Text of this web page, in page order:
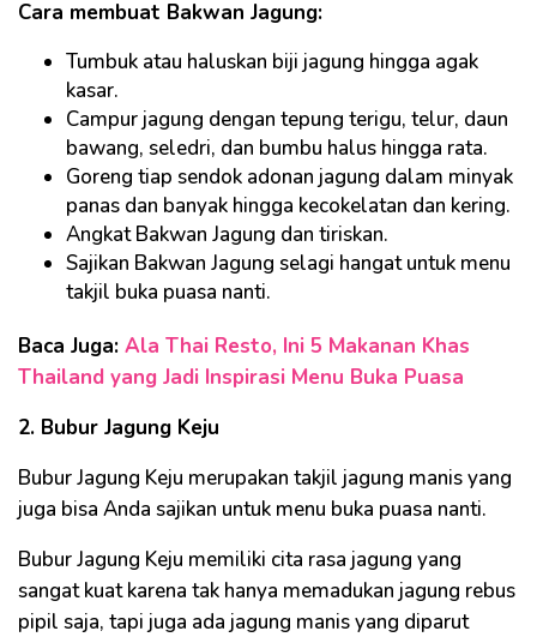
Cara membuat Bakwan Jagung:
Tumbuk atau haluskan biji jagung hingga agak
kasar.
Campur jagung dengan tepung terigu, telur, daun
bawang, seledri, dan bumbu halus hingga rata.
Goreng tiap sendok adonan jagung dalam minyak
panas dan banyak hingga kecokelatan dan kering.
Angkat Bakwan Jagung dan tiriskan.
Sajikan Bakwan Jagung selagi hangat untuk menu
takjil buka puasa nanti.
Baca Juga: Ala Thai Resto, Ini 5 Makanan Khas
Thailand yang Jadi Inspirasi Menu Buka Puasa
2. Bubur Jagung Keju
Bubur Jagung Keju merupakan takjil jagung manis yang
juga bisa Anda sajikan untuk menu buka puasa nanti.
Bubur Jagung Keju memiliki cita rasa jagung yang
sangat kuat karena tak hanya memadukan jagung rebus
pipil saja, tapi juga ada jagung manis yang diparut